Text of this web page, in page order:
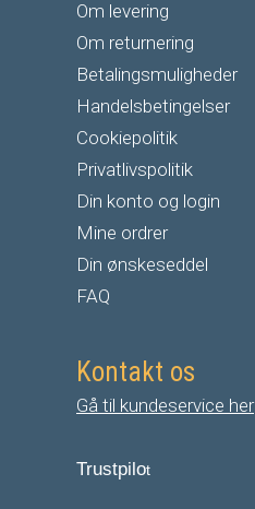
Om levering
Om returnering
Betalingsmuligheder
Handelsbetingelser
Cookiepolitik
Privatlivspolitik
Din konto og login
Mine ordrer
Din ønskeseddel
FAQ
Kontakt os
Gå til kundeservice her
Trustpilot